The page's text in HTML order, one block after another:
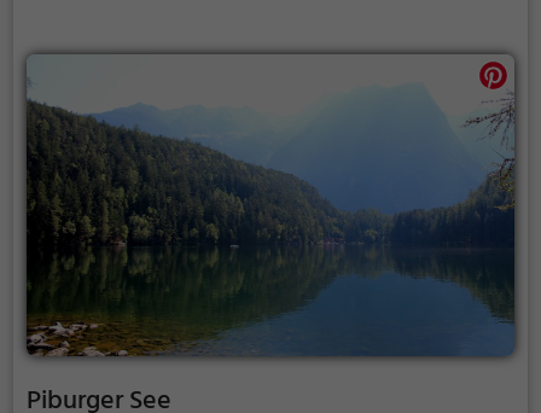
Piburger See